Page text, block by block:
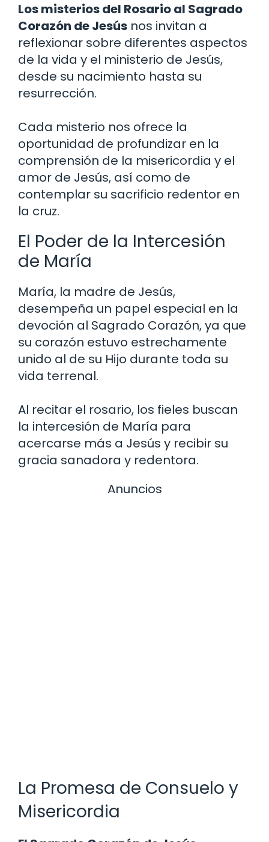
Los misterios del Rosario al Sagrado
Corazón de Jesús nos invitan a
reflexionar sobre diferentes aspectos
de la vida y el ministerio de Jesús,
desde su nacimiento hasta su
resurrección.
Cada misterio nos ofrece la
oportunidad de profundizar en la
comprensión de la misericordia y el
amor de Jesús, así como de
contemplar su sacrificio redentor en
la cruz.
El Poder de la Intercesión
de María
María, la madre de Jesús,
desempeña un papel especial en la
devoción al Sagrado Corazón, ya que
su corazón estuvo estrechamente
unido al de su Hijo durante toda su
vida terrenal.
Al recitar el rosario, los fieles buscan
la intercesión de María para
acercarse más a Jesús y recibir su
gracia sanadora y redentora.
Anuncios
La Promesa de Consuelo y
Misericordia